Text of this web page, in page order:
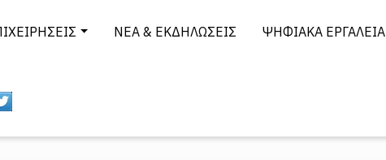
ΝΈΑ & ΕΚΔΗΛΏΣΕΙΣ ΨΗΦΙΑΚΆ ΕΡΓΑΛΕΊΑ